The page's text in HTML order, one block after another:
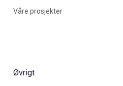
Våre prosjekter
Øvrigt